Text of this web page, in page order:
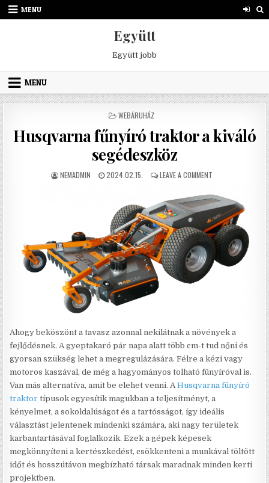
Skip to content
MENU
Együtt
Együtt jobb
MENU
POSTED IN
WEBÁRUHÁZ
Husqvarna fűnyíró traktor a kiváló
segédeszköz
AUTHOR:
NEMADMIN PUBLISHED DATE:
2024.02.15. LEAVE A COMMENTON HUSQVARNA
Ahogy beköszönt a tavasz azonnal nekilátnak a növények a
fejlődésnek. A gyeptakaró pár napa alatt több cm-t tud nőni és
gyorsan szükség lehet a megregulázására. Félre a kézi vagy
motoros kaszával, de még a hagyományos tolható fűnyíróval is.
Van más alternatíva, amit be elehet venni. AHusqvarna fűnyíró
traktor típusok egyesítik magukban a teljesítményt, a
kényelmet, a sokoldalúságot és a tartósságot, így ideális
választást jelentenek mindenki számára, aki nagy területek
karbantartásával foglalkozik. Ezek a gépek képesek
megkönnyíteni a kertészkedést, csökkenteni a munkával töltött
időt és hosszútávon megbízható társak maradnak minden kerti
projektben.